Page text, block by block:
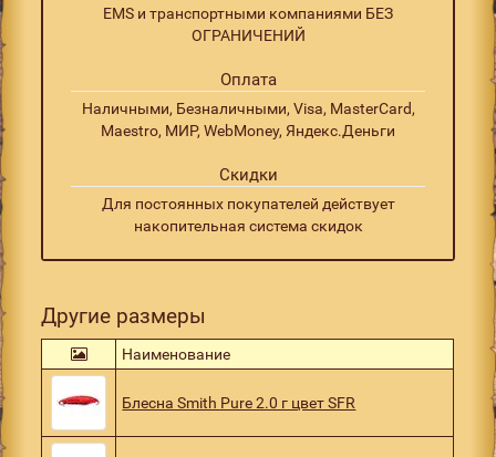
EMS и транспортными компаниями БЕЗ
ОГРАНИЧЕНИЙ
Оплата
Наличными, Безналичными, Visa, MasterCard,
Maestro, МИР, WebMoney, Яндекс.Деньги
Скидки
Для постоянных покупателей действует
накопительная система скидок
Другие размеры
Наименование
Блесна Smith Pure 2.0 г цвет SFR